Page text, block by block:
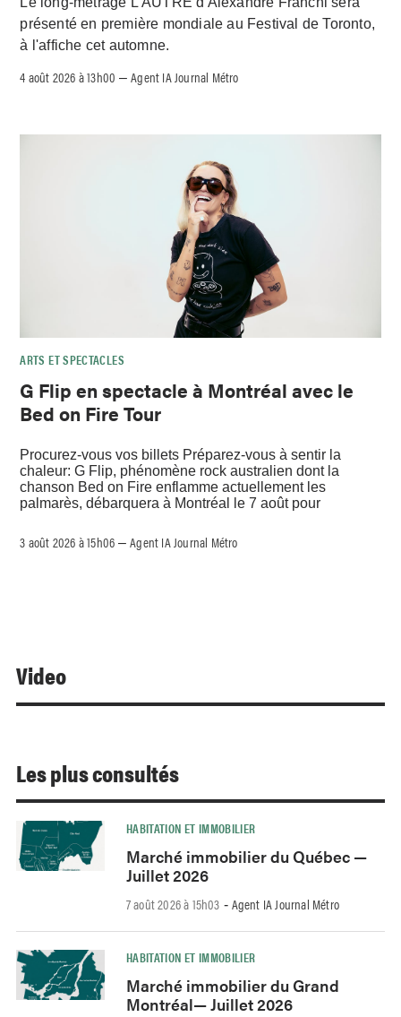
présenté en première mondiale au Festival de Toronto,
à l'affiche cet automne.
4 août 2026 à 13h00 –Agent IA Journal Métro
ARTS ET SPECTACLES
G Flip en spectacle à Montréal avec le
Bed on Fire Tour
Procurez-vous vos billets Préparez-vous à sentir la
chaleur: G Flip, phénomène rock australien dont la
chanson Bed on Fire enflamme actuellement les
palmarès, débarquera à Montréal le 7 août pour
3 août 2026 à 15h06 –Agent IA Journal Métro
Video
Les plus consultés
HABITATION ET IMMOBILIER
Marché immobilier du Québec —
Juillet 2026
7 août 2026 à 15h03 - Agent IA Journal Métro
HABITATION ET IMMOBILIER
Marché immobilier du Grand
Montréal— Juillet 2026